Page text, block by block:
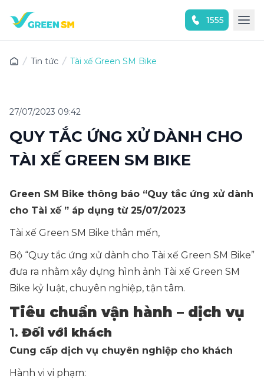
1555
Tin tức Tài xế Green SM Bike
27/07/2023 09:42
QUY TẮC ỨNG XỬ DÀNH CHO
TÀI XẾ GREEN SM BIKE
Green SM Bike thông báo “Quy tắc ứng xử dành
cho Tài xế ” áp dụng từ 25/07/2023
Tài xế Green SM Bike thân mến,
Bộ “Quy tắc ứng xử dành cho Tài xế Green SM Bike”
đưa ra nhằm xây dựng hình ảnh Tài xế Green SM
Bike kỷ luật, chuyên nghiệp, tận tâm.
Tiêu chuẩn vận hành – dịch vụ
1.Đối với khách
Cung cấp dịch vụ chuyên nghiệp cho khách
Hành vi vi phạm: